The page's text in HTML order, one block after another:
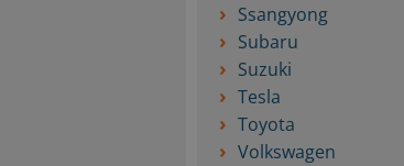
Ssangyong
Subaru
Suzuki
Tesla
Toyota
Volkswagen